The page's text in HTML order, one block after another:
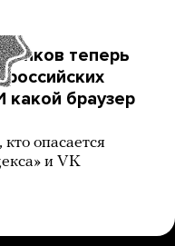
теперь
какой браузер
опасается
и VK